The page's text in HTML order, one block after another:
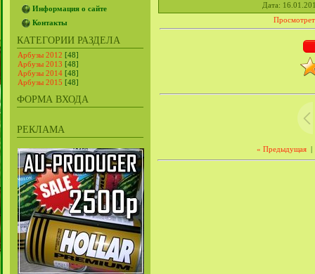
Информация о сайте
Контакты
КАТЕГОРИИ РАЗДЕЛА
Арбузы 2012 [48]
Арбузы 2013 [48]
Арбузы 2014 [48]
Арбузы 2015 [48]
ФОРМА ВХОДА
РЕКЛАМА
Дата:
« Предыдущая |